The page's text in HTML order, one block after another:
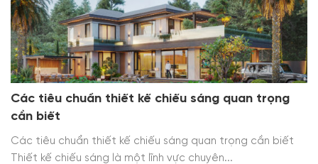
Các tiêu chuẩn thiết kế chiếu sáng quan trọng
cần biết
Các tiêu chuẩn thiết kế chiếu sáng quan trọng cần biết
Thiết kế chiếu sáng là một lĩnh vực chuyên...